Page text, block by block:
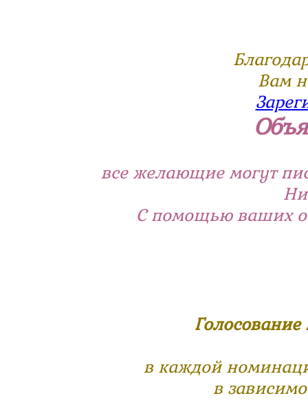
Вам
все желающие могут
С помощью ваших
в каждой
в